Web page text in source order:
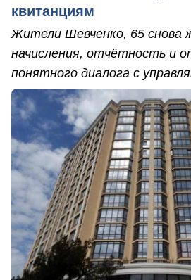
квитанциям
Жители Шевченко, 65 снова
начисления, отчётность и
понятного диалога с